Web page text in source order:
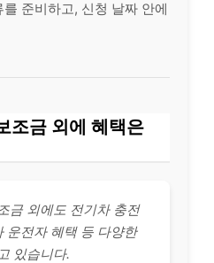
준비하고, 신청 날짜 안에
조금 외에 혜택은
금 외에도 전기차 충전
운전자 혜택 등 다양한
있습니다.